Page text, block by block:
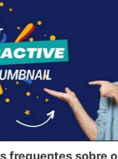
frequentes sobre o